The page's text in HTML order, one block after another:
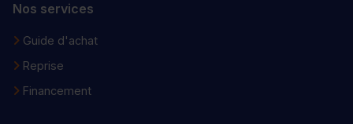
Nos services
Guide d'achat
Reprise
Financement